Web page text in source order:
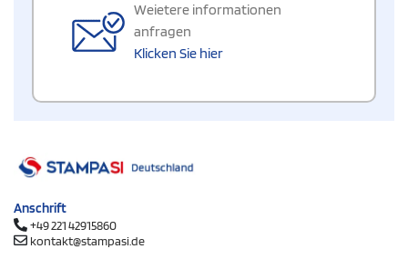
Weietere informationen
anfragen
Klicken Sie hier
Anschrift
+49 221 42915860
kontakt@stampasi.de